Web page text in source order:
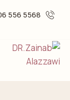
5568 556 06 -